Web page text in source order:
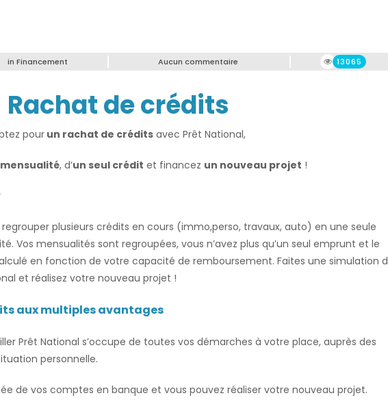
in Financement Aucun commentaire 13065
Rachat de crédits
pour un rachat de crédits avec Prêt National,
, d’un seul crédit et financez un nouveau projet !
plusieurs crédits en cours (immo,perso, travaux, auto) en une seule
Vos mensualités sont regroupées, vous n’avez plus qu’un seul emprunt et le
en fonction de votre capacité de remboursement. Faites une simulation
et réalisez votre nouveau projet !
aux multiples avantages
Prêt National s’occupe de toutes vos démarches à votre place, auprès des
personnelle.
de vos comptes en banque et vous pouvez réaliser votre nouveau projet.